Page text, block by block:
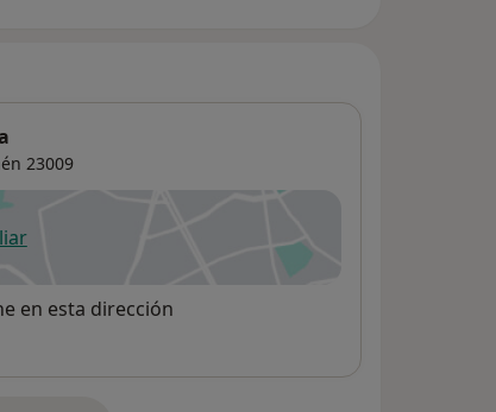
23009
abre en una nueva pestaña
en esta dirección